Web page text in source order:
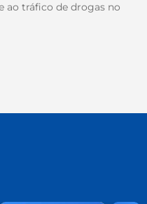
ao tráfico de drogas no